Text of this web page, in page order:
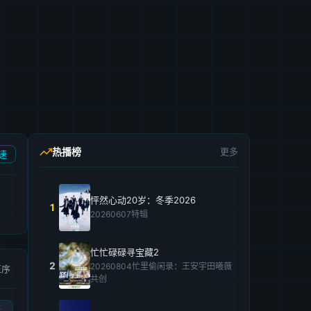
热播榜 更多
1
怦然心动20岁：冬季2026
20260607特辑
2
忙忙碌碌寻宝藏2
20260804忙里偷闲录：王安宇田曦薇
共创